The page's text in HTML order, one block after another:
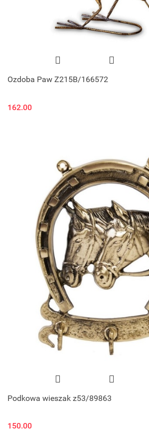
Ozdoba Paw Z215B/166572
162.00
Podkowa wieszak z53/89863
150.00